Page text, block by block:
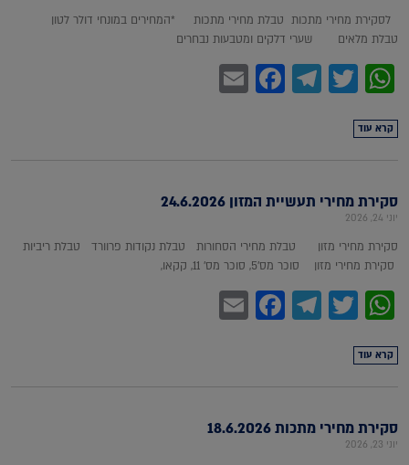
לסקירת מחירי מתכות טבלת מחירי מתכות *המחירים במונחי דולר לטון
טבלת מלאים שערי דלקים ומטבעות נבחרים
WhatsApp
Twitter
Telegram
Facebook
קרא עוד
סקירת מחירי תעשיית המזון 24.6.2026
יוני 24, 2026
סקירת מחירי מזון טבלת מחירי הסחורות טבלת נקודות פרוורד טבלת ריביות
סקירת מחירי מזון סוכר מס'5, סוכר מס' 11, קקאו,
WhatsApp
Twitter
Telegram
Facebook
קרא עוד
סקירת מחירי מתכות 18.6.2026
יוני 23, 2026